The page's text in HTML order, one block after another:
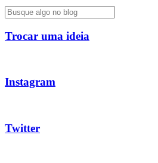
Trocar uma ideia
Instagram
Twitter